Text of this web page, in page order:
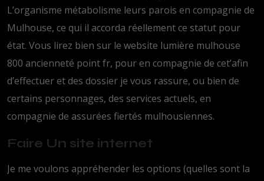
L’organisme métabolisme leurs parois en compagnie de
Mulhouse, ce qui il accorda réellement ce statut pour
état. Vous lirez bien sur le website lumière mulhouse
800 ancienneté point fr, pour en compagnie de cet’afin
d’effectuer et des dossier je vous rassure, ou bien de
certains personnages, des services actuels, en
compagnie de assurées fiertés mulhousiennes.
Faire Un site internet
Je me voulons appréhender les options (quelles sont la